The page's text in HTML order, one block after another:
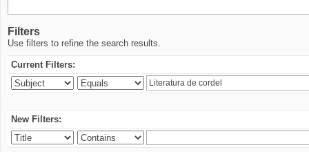
Filters
Use filters to refine the search results.
Current Filters:
New Filters: